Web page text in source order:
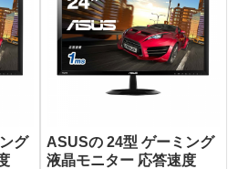
グ
ASUSの 24型 ゲーミング
液晶モニター 応答速度